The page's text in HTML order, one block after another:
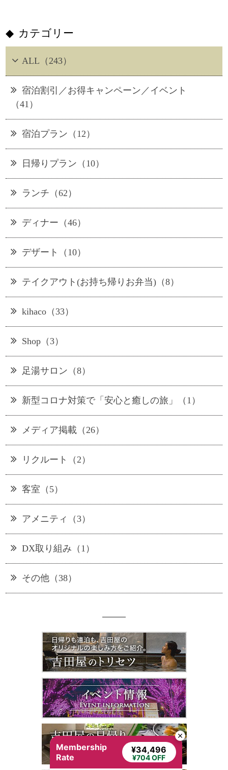
カテゴリー
ALL（243）
宿泊割引／お得キャンペーン／イベント
（41）
宿泊プラン（12）
日帰りプラン（10）
ランチ（62）
ディナー（46）
デザート（10）
テイクアウト(お持ち帰りお弁当)（8）
kihaco（33）
Shop（3）
足湯サロン（8）
新型コロナ対策で「安心と癒しの旅」（1）
メディア掲載（26）
リクルート（2）
客室（5）
アメニティ（3）
DX取り組み（1）
その他（38）
Membership
Rate
¥34,496
¥704 OFF